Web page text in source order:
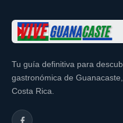
Tu guía definitiva para
gastronómica de
Costa Rica.